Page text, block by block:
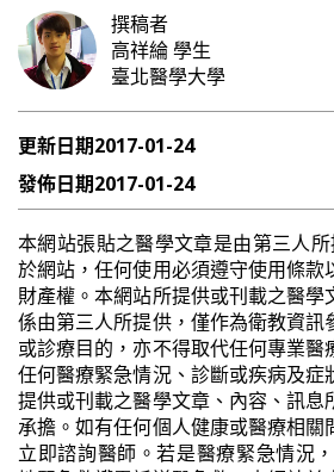
撰稿者
高祥綸學生
臺北醫學大學
更新日期2017-01-24
發佈日期2017-01-24
本網站張貼之醫學文章是由第三人
於網站，任何使用必須遵守使用條款
財產權。本網站所提供或刊載之醫學
係由第三人所提供，僅作為衛教資訊
或診療目的，亦不得取代任何專業
任何醫療緊急情況、診斷或疾病及症
提供或刊載之醫學文章、內容、訊息
承擔。如有任何個人健康或醫療相關
立即諮詢醫師。若是醫療緊急情況